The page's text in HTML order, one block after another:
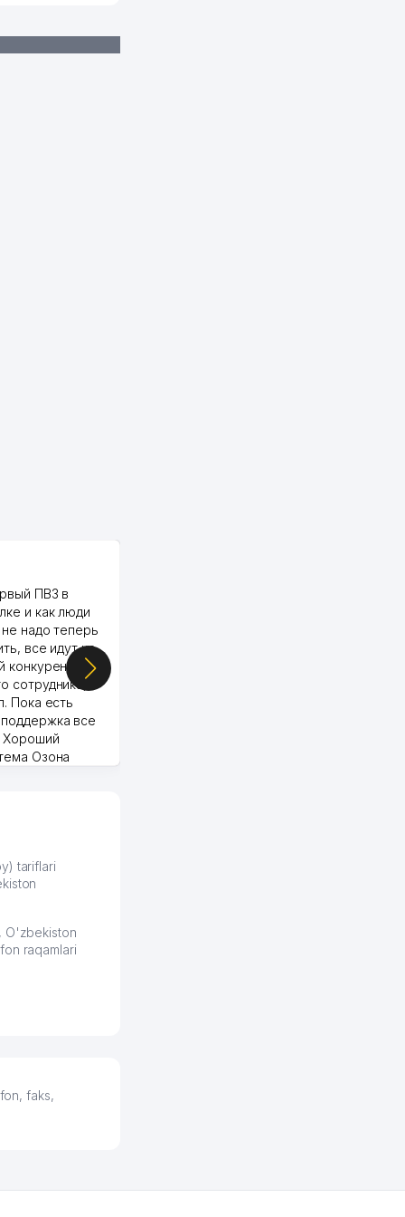
ПВЗ в
и как люди
надо теперь
все идут ко
конкуренции.
сотрудника,
Пока есть
все
Хороший
Озона
есть ПВЗ.
и
tariflari
O'zbekiston
raqamlari
faks,